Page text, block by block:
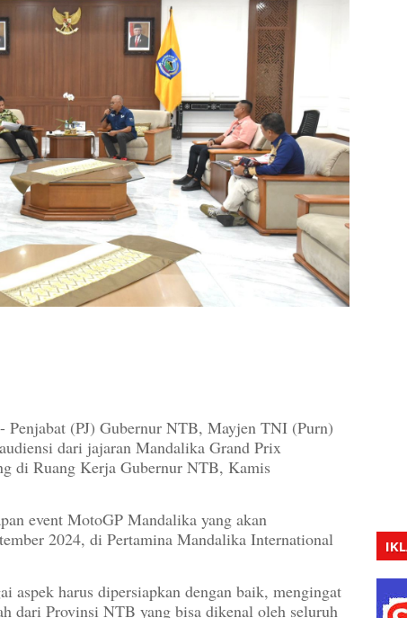
(PJ) Gubernur NTB, Mayjen TNI (Purn)
dari jajaran Mandalika Grand Prix
di Ruang Kerja Gubernur NTB, Kamis
event MotoGP Mandalika yang akan
2024, di Pertamina Mandalika International
aspek harus dipersiapkan dengan baik, mengingat
dari Provinsi NTB yang bisa dikenal oleh seluruh